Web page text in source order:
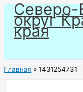
Перейти
содержимому
Северо-
округ
края
Главная 1431254731